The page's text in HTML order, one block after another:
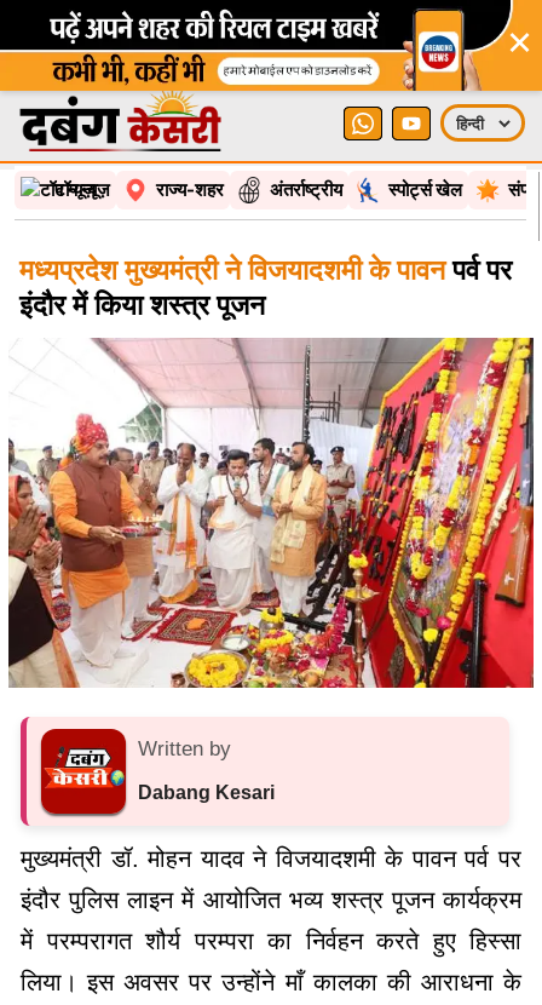
×
टॉप न्यूज़ राज्य-शहर अंतर्राष्ट्रीय स्पोर्ट्स खेल
मध्यप्रदेश मुख्यमंत्री ने विजयादशमी के पावनपर्व पर
इंदौर में किया शस्त्र पूजन
Written by
Dabang Kesari
मुख्यमंत्री डॉ. मोहन यादव ने विजयादशमी के पावन पर्व पर
इंदौर पुलिस लाइन में आयोजित भव्य शस्त्र पूजन कार्यक्रम
में परम्परागत शौर्य परम्परा का निर्वहन करते हुए हिस्सा
लिया। इस अवसर पर उन्होंने माँ कालका की आराधना के